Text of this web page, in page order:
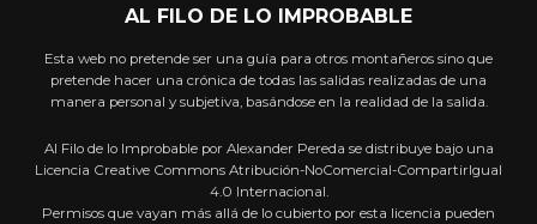
AL FILO DE LO IMPROBABLE
Esta web no pretende ser una guía para otros montañeros sino que
pretende hacer una crónica de todas las salidas realizadas de una
manera personal y subjetiva, basándose en la realidad de la salida.
Al Filo de lo Improbable por Alexander Pereda se distribuye bajo una
Licencia Creative Commons Atribución-NoComercial-CompartirIgual
4.0 Internacional.
Permisos que vayan más allá de lo cubierto por esta licencia pueden